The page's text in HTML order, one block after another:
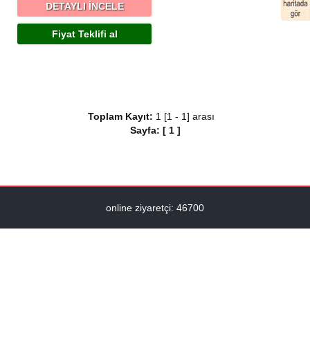
DETAYLI İNCELE
Fiyat Teklifi al
Toplam Kayıt: 1 [1 - 1] arası
Sayfa: [ 1]
online ziyaretçi: 46700